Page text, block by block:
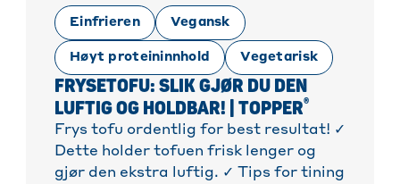
Einfrieren Vegansk
Høyt proteininnhold Vegetarisk
FRYSETOFU: SLIK GJØR DU DEN
LUFTIG OG HOLDBAR! | TOPPER®
Frys tofu ordentlig for best resultat! ✓
Dette holder tofuen frisk lenger og
gjør den ekstra luftig. ✓ Tips for tining